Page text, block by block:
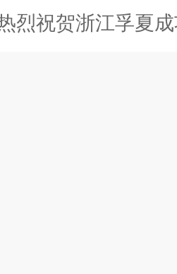
烈祝贺浙江孚夏